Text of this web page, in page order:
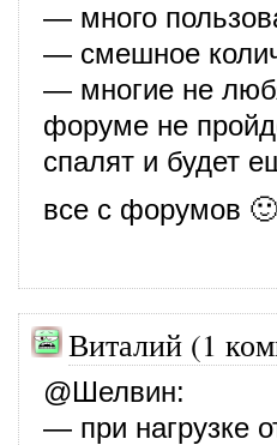
— много
— смешное
— многие не
форуме не
спалят и будет
все с форумов 🙂
Виталий (1
@Шелвин:
— при нагрузке